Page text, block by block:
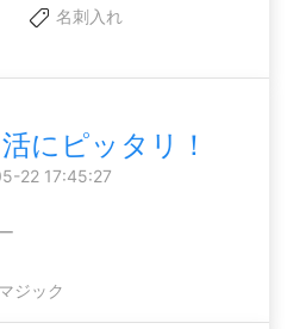
名刺入れ
にピッタリ！
22 17:45:27
ジック